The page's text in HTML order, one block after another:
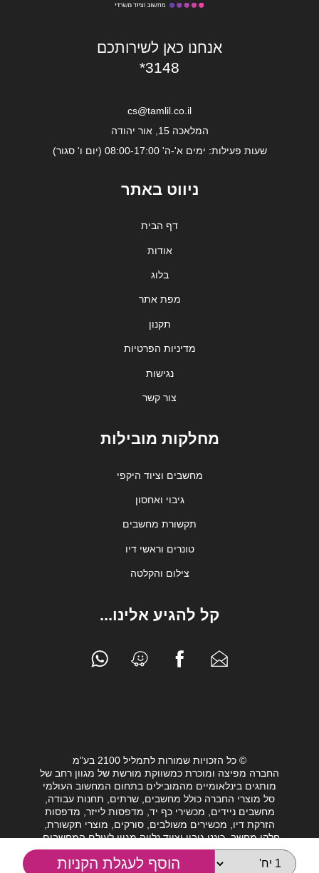
אנחנו כאן לשירותכם
*3148
cs@tamlil.co.il
המלאכה 15, אור יהודה
שעות פעילות: ימים א'-ה' 08:00-17:00 (יום ו' סגור)
ניווט באתר
דף הבית
אודות
בלוג
מפת אתר
תקנון
מדיניות הפרטיות
נגישות
צור קשר
מחלקות מובילות
מחשבים וציוד היקפי
גיבוי ואחסון
תקשורת מחשבים
טונרים וראשי דיו
צילום והקלטה
קל להגיע אלינו...
© כל הזכויות שמורות לתמליל 2100 בע"מ
החברה מפיצה ומוכרת כמשווקת מורשת של מגוון רחב של
מותגים בינלאומיים מהמובילים בתחום המחשוב העולמי
סל מוצרי החברה כולל מחשבים, שרתים, תחנות עבודה,
מחשבים ניידים, מכשירי כף יד, מדפסות לייזר, מדפסות
הזרקת דיו, מכשירים משולבים, סורקים, מוצרי תקשורת,
חלקי מחשב, כונני גיבוי וציוד נלווה מגוון לעולם המחשבים.